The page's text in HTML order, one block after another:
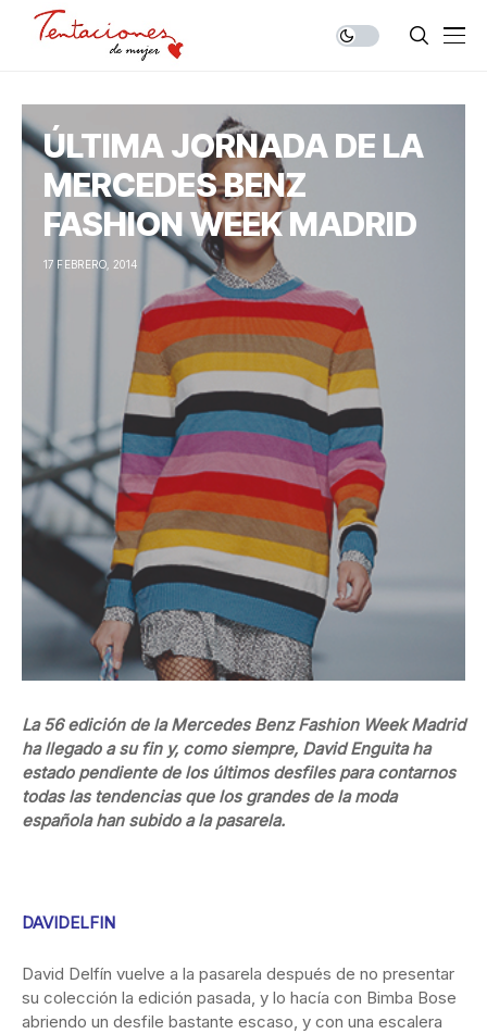
ÚLTIMA JORNADA DE LA
MERCEDES BENZ
FASHION WEEK MADRID
17 FEBRERO, 2014
La 56 edición de la Mercedes Benz Fashion Week Madrid
ha llegado a su fin y, como siempre, David Enguita ha
estado pendiente de los últimos desfiles para contarnos
todas las tendencias que los grandes de la moda
española han subido a la pasarela.
DAVIDELFIN
David Delfín vuelve a la pasarela después de no presentar
su colección la edición pasada, y lo hacía con Bimba Bose
abriendo un desfile bastante escaso, y con una escalera